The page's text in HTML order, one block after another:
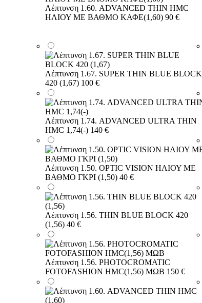
Λέπτυνση 1.60. ADVANCED THIN HMC
ΗΛΙΟΥ ΜΕ ΒΑΘΜΟ ΚΑΦΕ(1,60) 90 €
Λέπτυνση 1.67. SUPER THIN BLUE BLOCK
420 (1,67) 100 €
Λέπτυνση 1.74. ADVANCED ULTRA THIN
HMC 1,74(-) 140 €
Λέπτυνση 1.50. OPTIC VISION ΗΛΙΟΥ ΜΕ
ΒΑΘΜΟ ΓΚΡΙ (1,50) 40 €
Λέπτυνση 1.56. THIN BLUE BLOCK 420
(1,56) 40 €
Λέπτυνση 1.56. PHOTOCROMATIC
FOTOFASHION HMC(1,56) ΜΩΒ 150 €